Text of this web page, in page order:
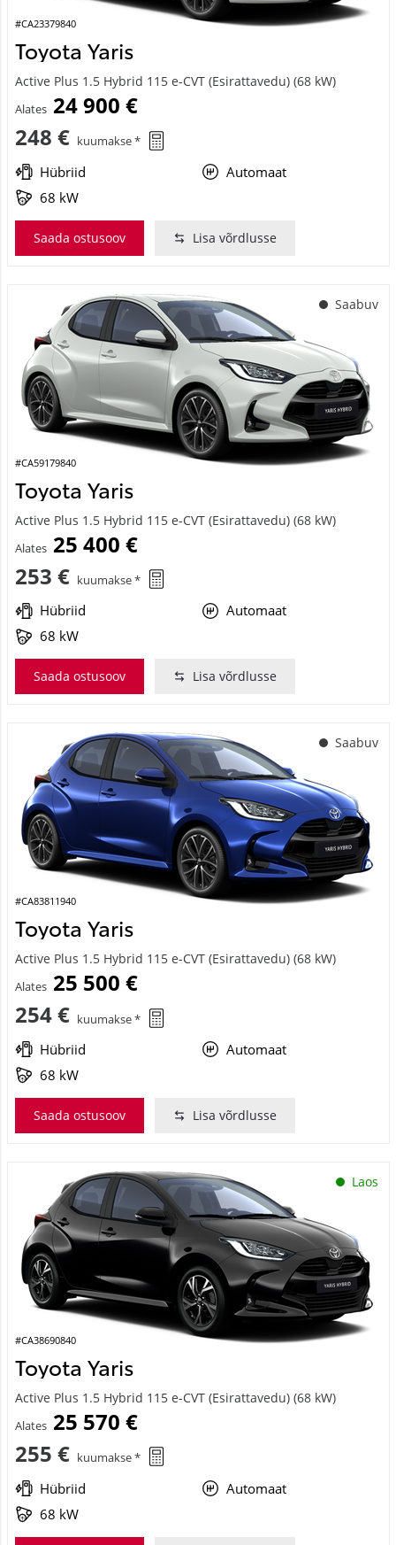
#CA23379840
Toyota Yaris
Active Plus 1.5 Hybrid 115 e-CVT (Esirattavedu) (68 kW)
Alates 24 900 €
248 € kuumakse *
Hübriid
Automaat
68 kW
Saada ostusoov Lisa võrdlusse
Saabuv
#CA59179840
Toyota Yaris
Active Plus 1.5 Hybrid 115 e-CVT (Esirattavedu) (68 kW)
Alates 25 400 €
253 € kuumakse *
Hübriid
Automaat
68 kW
Saada ostusoov Lisa võrdlusse
Saabuv
#CA83811940
Toyota Yaris
Active Plus 1.5 Hybrid 115 e-CVT (Esirattavedu) (68 kW)
Alates 25 500 €
254 € kuumakse *
Hübriid
Automaat
68 kW
Saada ostusoov Lisa võrdlusse
Laos
#CA38690840
Toyota Yaris
Active Plus 1.5 Hybrid 115 e-CVT (Esirattavedu) (68 kW)
Alates 25 570 €
255 € kuumakse *
Hübriid
Automaat
68 kW